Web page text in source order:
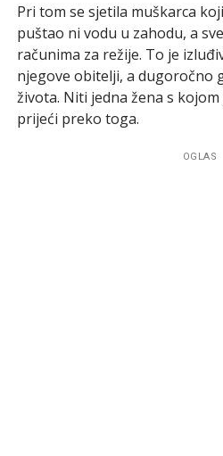
Pri tom se sjetila muškarca
puštao ni vodu u zahodu, a
računima za režije. To je
njegove obitelji, a dugoročno
života. Niti jedna žena s
prijeći preko toga.
OGLAS